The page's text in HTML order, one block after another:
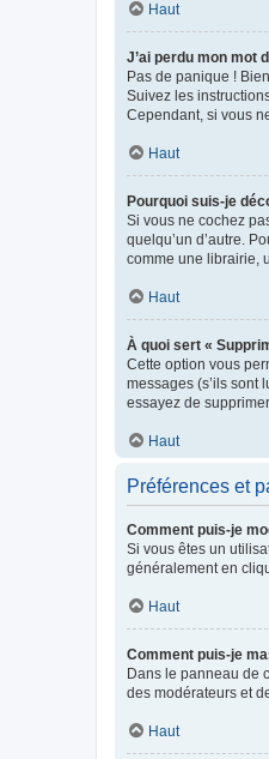
Haut
J’ai perdu mon mot
Pas de panique !
Suivez les
Cependant, si vous
Haut
Pourquoi suis-je
Si vous ne cochez
quelqu’un d’autre.
comme une librairie,
Haut
À quoi sert «
Cette option vous
messages (s’ils sont
essayez de
Haut
Préférences et
Comment puis-je
Si vous êtes un
généralement en
Haut
Comment puis-je
Dans le panneau de
des modérateurs et
Haut